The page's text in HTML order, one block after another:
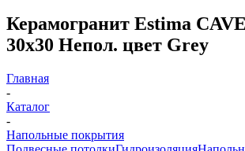
Керамогранит Estima
30x30 Непол. цвет Grey
Главная
-
Каталог
-
Напольные покрытия